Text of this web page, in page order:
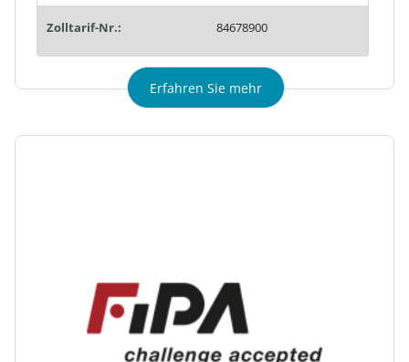
Zolltarif-Nr.: 84678900
Erfahren Sie mehr